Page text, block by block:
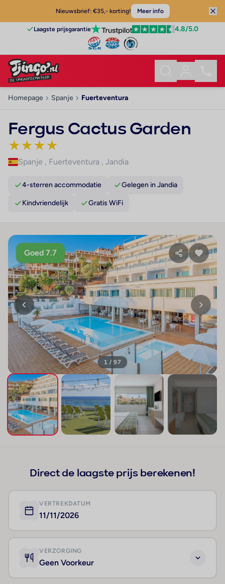
Nieuwsbrief: €35,- korting! Meer info
Laagste prijsgarantie 4.8/5.0
Homepage Spanje Fuerteventura
Fergus Cactus Garden
★★★★
Spanje , Fuerteventura , Jandia
4-sterren accommodatie Gelegen in Jandia
Kindvriendelijk Gratis WiFi
Goed 7.7
1 / 97
Direct de laagste prijs berekenen!
VERTREKDATUM
11/11/2026
VERZORGING
Geen Voorkeur